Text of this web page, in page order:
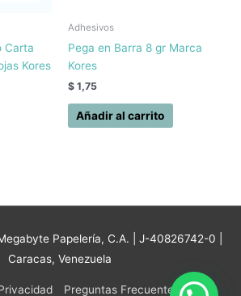
Carta
Kores
Adhesivos
Pega en Barra 8 gr Marca
Kores
$ 1,75
Añadir al carrito
Papelería, C.A. | J-40826742-0 |
Caracas, Venezuela
Preguntas Frecuentes